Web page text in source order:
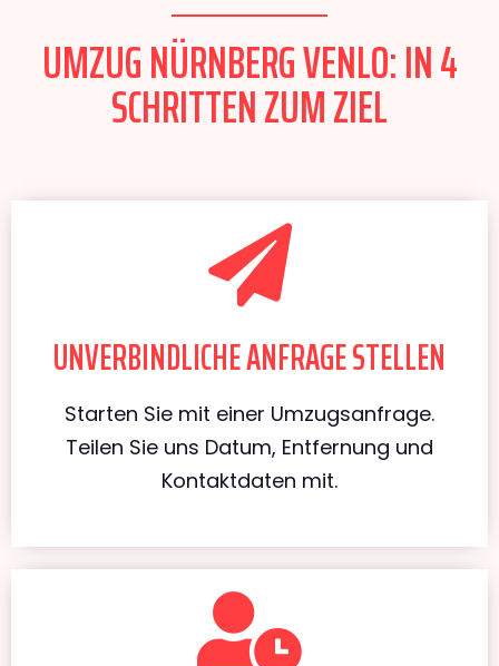
UMZUG NÜRNBERG VENLO: IN 4
SCHRITTEN ZUM ZIEL
UNVERBINDLICHE ANFRAGE STELLEN
Starten Sie mit einer Umzugsanfrage.
Teilen Sie uns Datum, Entfernung und
Kontaktdaten mit.